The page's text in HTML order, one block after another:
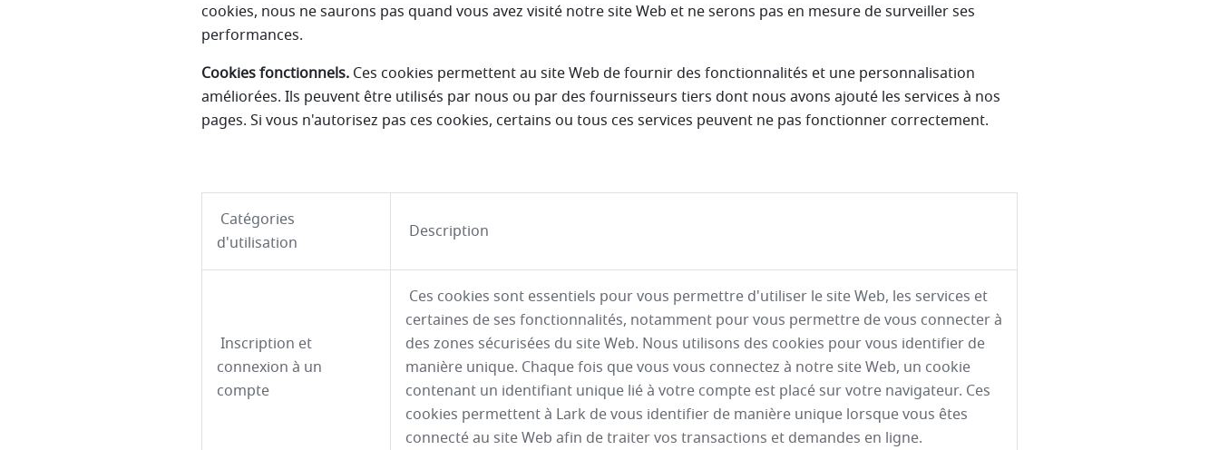
cookies, nous ne saurons pas quand vous avez visité notre site Web et ne serons pas en mesure de surveiller ses
performances.
Cookies fonctionnels. Ces cookies permettent au site Web de fournir des fonctionnalités et une personnalisation
améliorées. Ils peuvent être utilisés par nous ou par des fournisseurs tiers dont nous avons ajouté les services à nos
pages. Si vous n'autorisez pas ces cookies, certains ou tous ces services peuvent ne pas fonctionner correctement.
Catégories
d'utilisation
Description
Inscription et
connexion à un
compte
Ces cookies sont essentiels pour vous permettre d'utiliser le site Web, les services et
certaines de ses fonctionnalités, notamment pour vous permettre de vous connecter à
des zones sécurisées du site Web. Nous utilisons des cookies pour vous identifier de
manière unique. Chaque fois que vous vous connectez à notre site Web, un cookie
contenant un identifiant unique lié à votre compte est placé sur votre navigateur. Ces
cookies permettent à Lark de vous identifier de manière unique lorsque vous êtes
connecté au site Web afin de traiter vos transactions et demandes en ligne.